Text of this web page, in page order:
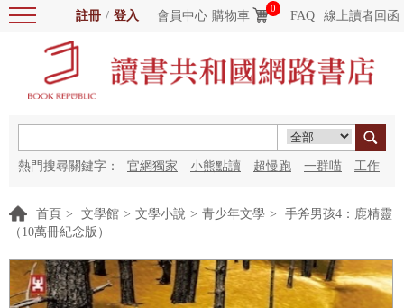
註冊 / 登入 會員中心 購物車
0
FAQ 線上讀者回函
熱門搜尋關鍵字： 官網獨家 小熊點讀 超慢跑 一群喵 工作
首頁 > 文學館 > 文學小說 > 青少年文學 >
手斧男孩4：鹿精靈
（10萬冊紀念版）